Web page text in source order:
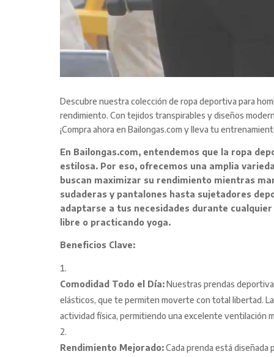
Descubre nuestra colección de ropa deportiva para
rendimiento. Con tejidos transpirables y diseños
¡Compra ahora en Bailongas.com y lleva tu
En Bailongas.com, entendemos que la ropa
estilosa. Por eso, ofrecemos una amplia
buscan maximizar su rendimiento mientras
sudaderas y pantalones hasta sujetadores
adaptarse a tus necesidades durante
libre o practicando yoga.
Beneficios Clave:
Comodidad Todo el Día:Nuestras prendas
elásticos, que te permiten moverte con total libertad.
actividad física, permitiendo una excelente ventilación
Rendimiento Mejorado:Cada prenda está